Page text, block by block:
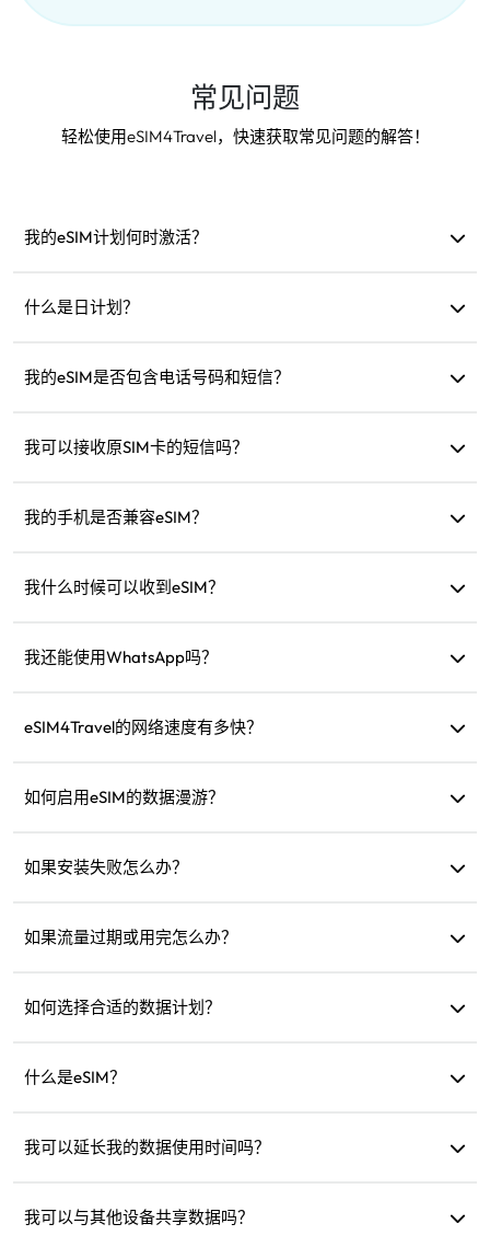
常见问题
轻松使用eSIM4Travel，快速获取常见问题的解答！
我的eSIM计划何时激活？
什么是日计划？
天流量用完，速度会降至128kbps，无需担心一次性用完流
我的eSIM是否包含电话号码和短信？
讯。
我可以接收原SIM卡的短信吗？
卡通知。
我的手机是否兼容eSIM？
eSIM。
我什么时候可以收到eSIM？
我还能使用WhatsApp吗？
eSIM4Travel的网络速度有多快？
当地运营商。
如何启用eSIM的数据漫游？
据漫游”。
如果安装失败怎么办？
题仍然存在，请联系客户支持。
如果流量过期或用完怎么办？
如何选择合适的数据计划？
10GB、20GB）/30天。您可以根据需求选择并随时充值。
什么是eSIM？
以通过它连接互联网。
我可以延长我的数据使用时间吗？
激活。
我可以与其他设备共享数据吗？